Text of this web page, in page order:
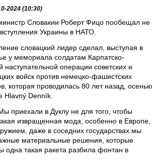
2024 (10:30)
Словакии Роберт Фицо пообещал не
вступления Украины в НАТО.
словацкий лидер сделал, выступая в
у мемориала солдатам Карпатско-
наступательной операции советских и
войск против немецко-фашистских
которая проводилась 80 лет назад, осенью
Hlavný Denník.
приехали в Дуклу не для того, чтобы
извращенная мода, особенно в Европе,
даже в соседних государствах мы
материальные решения, которые
одна такая ракета разбила фонтан в